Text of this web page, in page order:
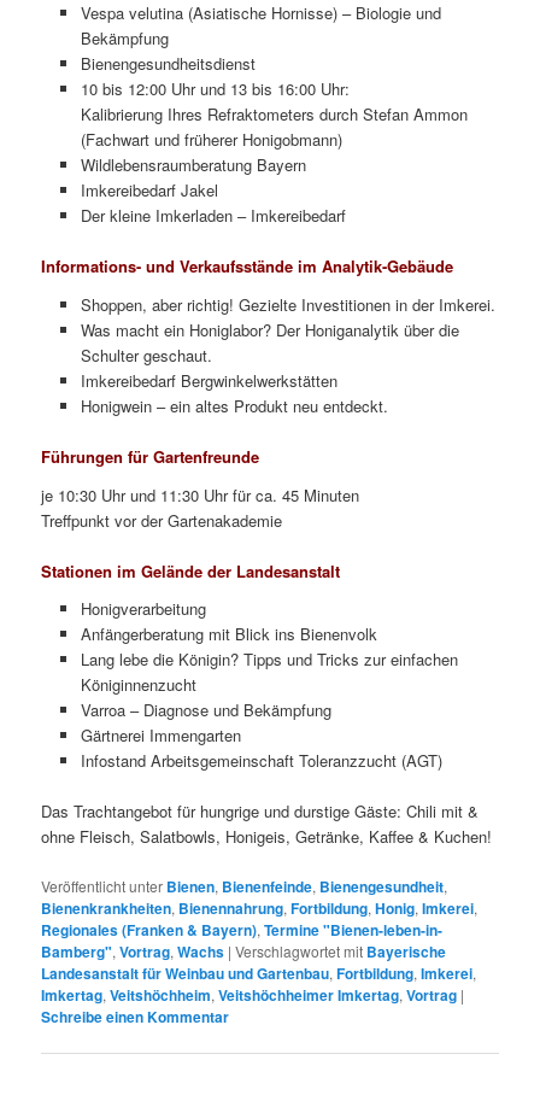
Vespa velutina (Asiatische Hornisse) – Biologie und
Bekämpfung
Bienengesundheitsdienst
10 bis 12:00 Uhr und 13 bis 16:00 Uhr:
Kalibrierung Ihres Refraktometers durch Stefan Ammon
(Fachwart und früherer Honigobmann)
Wildlebensraumberatung Bayern
Imkereibedarf Jakel
Der kleine Imkerladen – Imkereibedarf
Informations- und Verkaufsstände im Analytik-Gebäude
Shoppen, aber richtig! Gezielte Investitionen in der Imkerei.
Was macht ein Honiglabor? Der Honiganalytik über die
Schulter geschaut.
Imkereibedarf Bergwinkelwerkstätten
Honigwein – ein altes Produkt neu entdeckt.
Führungen für Gartenfreunde
je 10:30 Uhr und 11:30 Uhr für ca. 45 Minuten
Treffpunkt vor der Gartenakademie
Stationen im Gelände der Landesanstalt
Honigverarbeitung
Anfängerberatung mit Blick ins Bienenvolk
Lang lebe die Königin? Tipps und Tricks zur einfachen
Königinnenzucht
Varroa – Diagnose und Bekämpfung
Gärtnerei Immengarten
Infostand Arbeitsgemeinschaft Toleranzzucht (AGT)
Das Trachtangebot für hungrige und durstige Gäste: Chili mit &
ohne Fleisch, Salatbowls, Honigeis, Getränke, Kaffee & Kuchen!
Veröffentlicht unter Bienen, Bienenfeinde, Bienengesundheit,
Bienenkrankheiten, Bienennahrung,Fortbildung,Honig,Imkerei,
Regionales (Franken & Bayern),Termine "Bienen-leben-in-
Bamberg",Vortrag,Wachs |Verschlagwortet mit Bayerische
Landesanstalt für Weinbau und Gartenbau,Fortbildung,Imkerei,
Imkertag,Veitshöchheim,Veitshöchheimer Imkertag,Vortrag |
Schreibe einen Kommentar